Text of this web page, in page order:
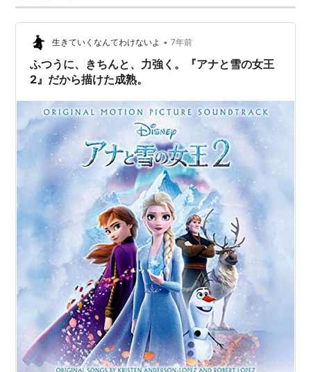
生きていくなんてわけないよ • 7年前
ふつうに、きちんと、力強く。『アナと雪の女王
2』だから描けた成熟。